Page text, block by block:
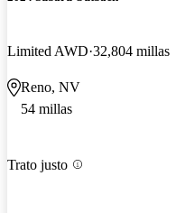
Limited AWD 32,804 millas
Reno, NV
54 millas
Trato justo